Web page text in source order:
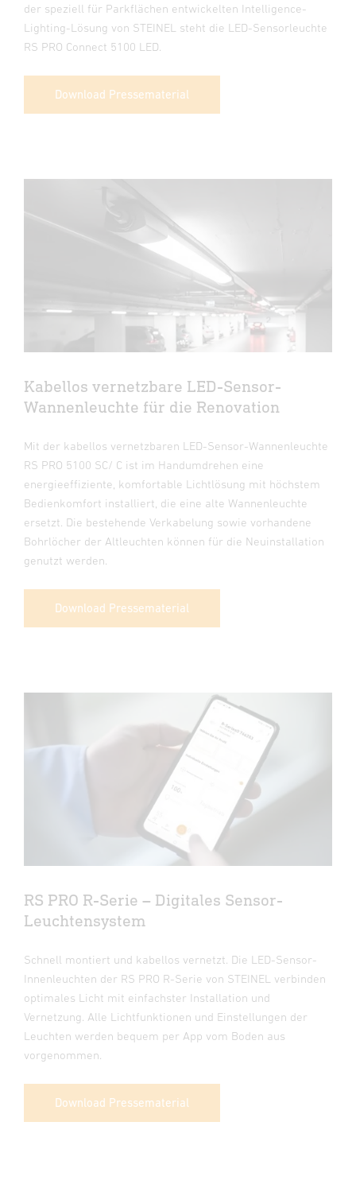
der speziell für Parkflächen entwickelten Intelligence-
Lighting-Lösung von STEINEL steht die LED-Sensorleuchte
RS PRO Connect 5100 LED.
Download Pressematerial
Kabellos vernetzbare LED-Sensor-
Wannenleuchte für die Renovation
Mit der kabellos vernetzbaren LED-Sensor-Wannenleuchte
RS PRO 5100 SC/ C ist im Handumdrehen eine
energieeffiziente, komfortable Lichtlösung mit höchstem
Bedienkomfort installiert, die eine alte Wannenleuchte
ersetzt. Die bestehende Verkabelung sowie vorhandene
Bohrlöcher der Altleuchten können für die Neuinstallation
genutzt werden.
Download Pressematerial
RS PRO R-Serie – Digitales Sensor-
Leuchtensystem
Schnell montiert und kabellos vernetzt. Die LED-Sensor-
Innenleuchten der RS PRO R-Serie von STEINEL verbinden
optimales Licht mit einfachster Installation und
Vernetzung. Alle Lichtfunktionen und Einstellungen der
Leuchten werden bequem per App vom Boden aus
vorgenommen.
Download Pressematerial